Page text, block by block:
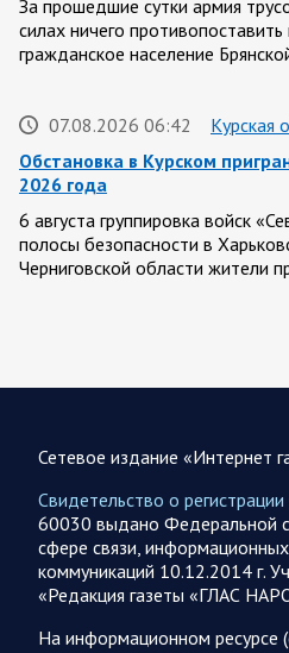
За прошедшие сутки армия
силах ничего
гражданское население
07.08.2026 06:42
Курская
Обстановка в Курском
2026 года
6 августа группировка войск
полосы безопасности в
Черниговской области жители
06.08.2026 12:52
Брифинг Минобороны РФ:
спецоперации 6 августа 2026
Новую информацию о ходе
специальной военной операции
представители группировок
Сетевое издание «Интернет
Свидетельство о регистрации
60030 выдано Федеральной
сфере связи,
коммуникаций 10.12.2014 г.
«Редакция газеты «ГЛАС
На информационном ресурсе